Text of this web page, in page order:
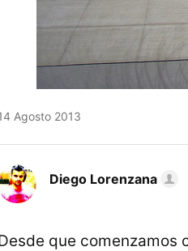
Agosto 2013
Diego Lorenzana
que comenzamos